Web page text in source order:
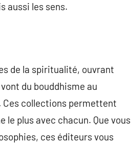
aussi les sens.
de la spiritualité, ouvrant
du bouddhisme au
Ces collections permettent
le plus avec chacun. Que vous
ces éditeurs vous